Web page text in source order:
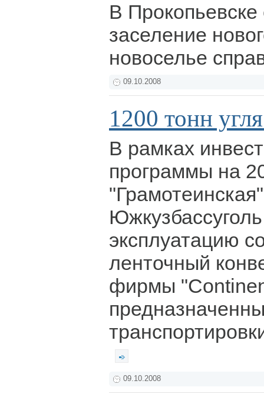
В Прокопьевске
заселение
новоселье
09.10.2008
1200 тонн
В рамках
программы на
эксплуатацию
ленточный
фирмы
09.10.2008